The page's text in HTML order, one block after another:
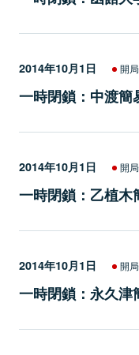
2014年10月1日 開
一時閉鎖：中渡簡
2014年10月1日 開
一時閉鎖：乙植木
2014年10月1日 開
一時閉鎖：永久津